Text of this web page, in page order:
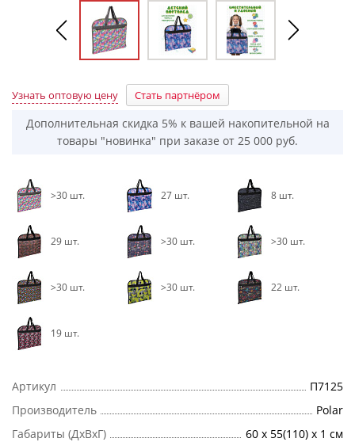
Узнать оптовую цену Стать партнёром
Дополнительная скидка 5% к вашей накопительной на
товары "новинка" при заказе от 25 000 руб.
>30 шт. 27 шт. 8 шт.
29 шт. >30 шт. >30 шт.
>30 шт. >30 шт. 22 шт.
19 шт.
Артикул
П7125
Производитель
Polar
Габариты (ДхВхГ)
60 х 55(110) х 1 см